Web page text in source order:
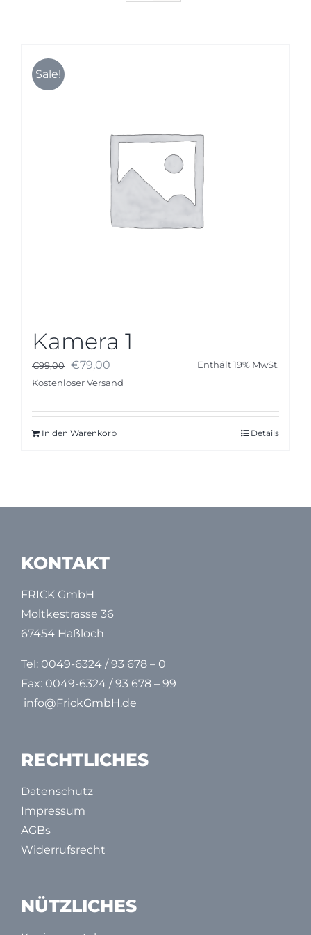
Kontakt
Sale!
Kamera 1
€99,00 Ursprünglicher
Preis
€79,00
Preis
Enthält 19% MwSt.
Kostenloser Versand
In den Warenkorb Details
KONTAKT
FRICK GmbH
Moltkestrasse 36
67454 Haßloch
Tel: 0049-6324 / 93 678 – 0
Fax: 0049-6324 / 93 678 – 99
info@FrickGmbH.de
RECHTLICHES
Datenschutz
Impressum
AGBs
Widerrufsrecht
NÜTZLICHES